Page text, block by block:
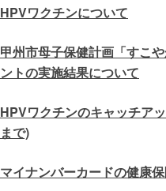
HPVワクチンについて
甲州市母子保健計画「すこ
ントの実施結果について
HPVワクチンのキャッチア
まで)
マイナンバーカードの健康